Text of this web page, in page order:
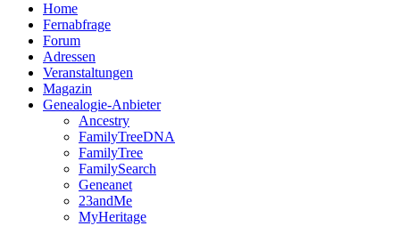
Home
Fernabfrage
Forum
Adressen
Veranstaltungen
Magazin
Genealogie-Anbieter
Ancestry
FamilyTreeDNA
FamilyTree
FamilySearch
Geneanet
23andMe
MyHeritage